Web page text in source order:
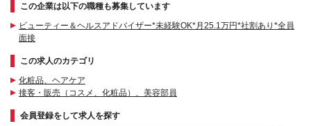
この企業は以下の職種も募集しています
ビューティー＆ヘルスアドバイザー*未経験OK*月25.1万円*社割あり*全員
面接
この求人のカテゴリ
化粧品、ヘアケア
接客・販売（コスメ、化粧品）、美容部員
会員登録をして求人を探す